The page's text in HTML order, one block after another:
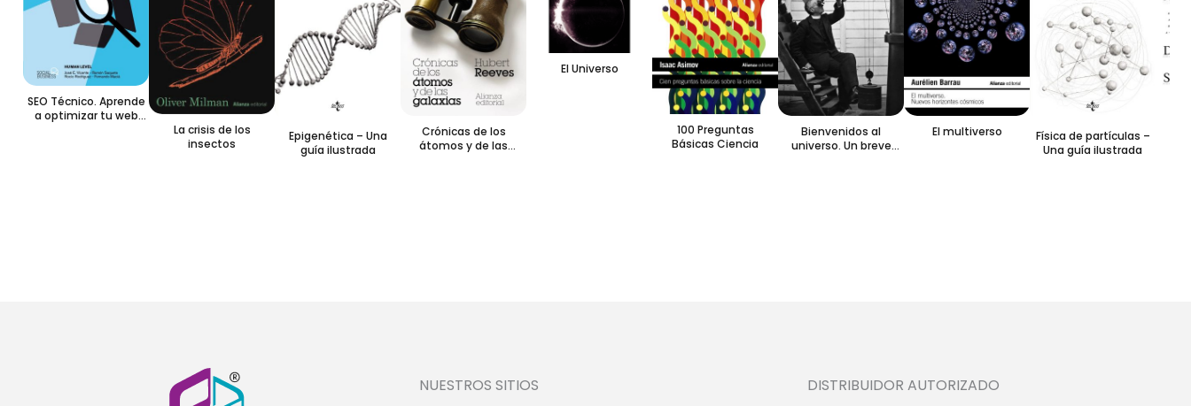
SEO Técnico. Aprende
a optimizar tu web
La crisis de los
insectos
Epigenética – Una
guía ilustrada
Crónicas de los
átomos y de las
El Universo
100 Preguntas
Básicas Ciencia
Bienvenidos al
universo. Un breve
El multiverso
Física de partículas –
Una guía ilustrada
NUESTROS SITIOS DISTRIBUIDOR AUTORIZADO